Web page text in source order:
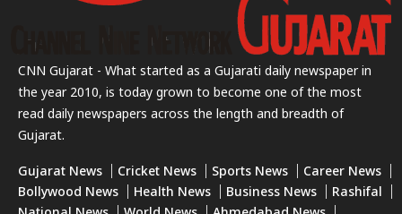
CNN Gujarat - What started as a Gujarati daily newspaper in
the year 2010, is today grown to become one of the most
read daily newspapers across the length and breadth of
Gujarat.
Gujarat News Cricket News Sports News
Career News
Bollywood News
Health News Business News
Rashifal